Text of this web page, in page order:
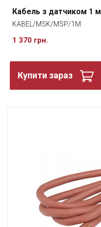
Кабель з датчиком 1 м
KABEL/MSK/MSP/1M
1 370 грн.
Купити зараз